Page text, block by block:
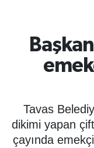
Tavas
dikimi yapan
çayında
YURT
EĞİTİM
ÖZEL
SAĞLIK
Son Dakika
Haber Arşivi